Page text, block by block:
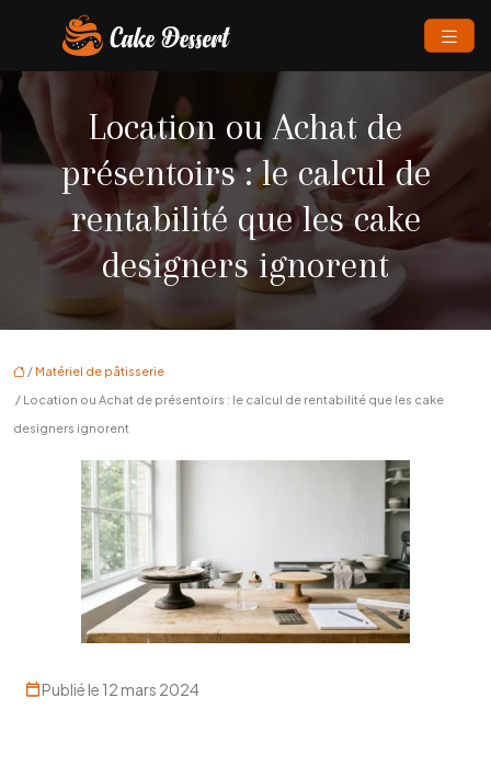
Location ou Achat de
présentoirs : le calcul de
rentabilité que les cake
designers ignorent
/ Matériel de pâtisserie
/ Location ou Achat de présentoirs : le calcul de rentabilité que les cake
designers ignorent
Publié le 12 mars 2024